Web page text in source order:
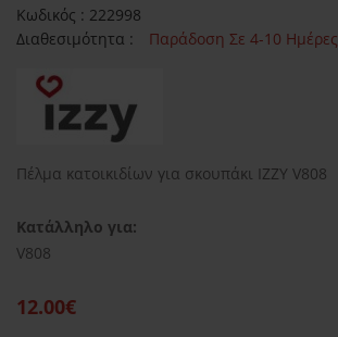
Κωδικός : 222998
Διαθεσιμότητα :
Παράδοση Σε 4-10 Ημέρες
Πέλμα κατοικιδίων για σκουπάκι IZZY V808
Κατάλληλο για:
V808
12.00€